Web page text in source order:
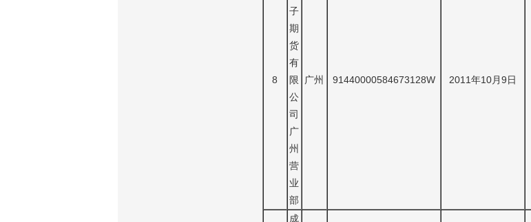
8
子
期
货
有
限
公
司
广
州
营
业
部
广州 91440000584673128W 2011年10月9日
成